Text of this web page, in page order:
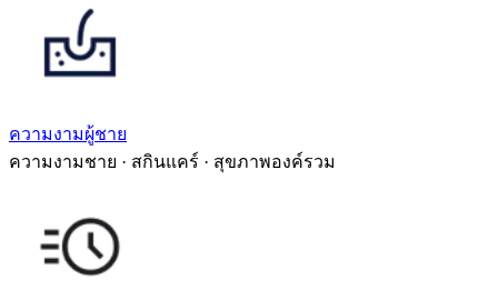
ความงามผู้ชาย
ความงามชาย · สกินแคร์ · สุขภาพองค์รวม